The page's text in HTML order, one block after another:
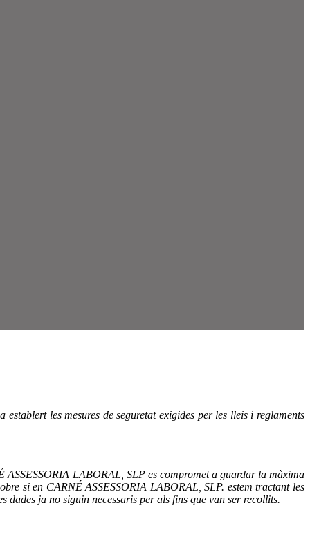
les mesures de seguretat exigides per les lleis i reglaments
LABORAL, SLP es compromet a guardar la màxima
si en CARNÉ ASSESSORIA LABORAL, SLP. estem tractant les
dades ja no siguin necessaris per als fins que van ser recollits.